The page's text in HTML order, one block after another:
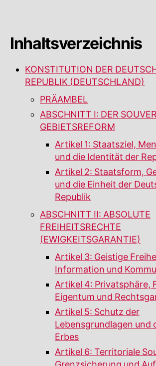
Inhaltsverzeichnis
KONSTITUTION DER
REPUBLIK (DEUTSCHLAND)
PRÄAMBEL
ABSCHNITT I: DER
GEBIETSREFORM
Artikel 1: Staatsziel,
und die Identität der
Artikel 2: Staatsform,
und die Einheit der
Republik
ABSCHNITT II: ABSOLUTE
FREIHEITSRECHTE
(EWIGKEITSGARANTIE)
Artikel 3: Geistige
Information und
Artikel 4: Privatsphäre,
Eigentum und
Artikel 5: Schutz der
Lebensgrundlagen und
Erbes
Artikel 6: Territoriale